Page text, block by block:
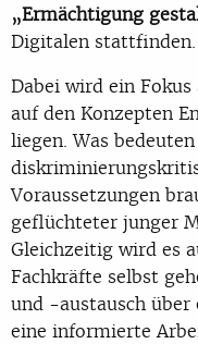
„Ermächtigung
Digitalen stattfinden.
Dabei wird ein
auf den Konzepten
liegen. Was
Voraussetzungen
geflüchteter junger
Gleichzeitig wird es
Fachkräfte selbst
und -austausch
eine informierte